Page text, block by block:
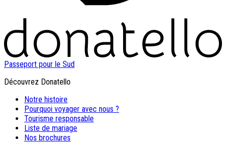
Passeport pour le Sud
Découvrez Donatello
Notre histoire
Pourquoi voyager avec nous ?
Tourisme responsable
Liste de mariage
Nos brochures